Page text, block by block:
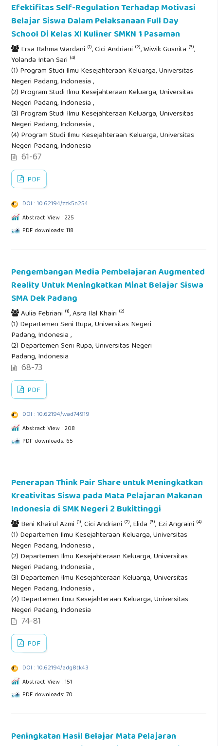
Efektifitas Self-Regulation Terhadap Motivasi
Belajar Siswa Dalam Pelaksanaan Full Day
School Di Kelas XI Kuliner SMKN 1 Pasaman
Ersa Rahma Wardani (1), Cici Andriani (2), Wiwik Gusnita (3),
Yolanda Intan Sari (4)
(1) Program Studi Ilmu Kesejahteraan Keluarga, Universitas
Negeri Padang, Indonesia ,
(2) Program Studi Ilmu Kesejahteraan Keluarga, Universitas
Negeri Padang, Indonesia ,
(3) Program Studi Ilmu Kesejahteraan Keluarga, Universitas
Negeri Padang, Indonesia ,
(4) Program Studi Ilmu Kesejahteraan Keluarga, Universitas
Negeri Padang, Indonesia
61-67
PDF
DOI : 10.62194/zzk5n254
Abstract View : 225
PDF downloads: 118
Pengembangan Media Pembelajaran Augmented
Reality Untuk Meningkatkan Minat Belajar Siswa
SMA Dek Padang
Aulia Febriani (1), Asra Ilal Khairi (2)
(1) Departemen Seni Rupa, Universitas Negeri
Padang, Indonesia ,
(2) Departemen Seni Rupa, Universitas Negeri
Padang, Indonesia
68-73
PDF
DOI : 10.62194/wad74919
Abstract View : 208
PDF downloads: 65
Penerapan Think Pair Share untuk Meningkatkan
Kreativitas Siswa pada Mata Pelajaran Makanan
Indonesia di SMK Negeri 2 Bukittinggi
Beni Khairul Azmi (1), Cici Andriani (2), Elida (3), Ezi Angraini (4)
(1) Departemen Ilmu Kesejahteraan Keluarga, Universitas
Negeri Padang, Indonesia ,
(2) Departemen Ilmu Kesejahteraan Keluarga, Universitas
Negeri Padang, Indonesia ,
(3) Departemen Ilmu Kesejahteraan Keluarga, Universitas
Negeri Padang, Indonesia ,
(4) Departemen Ilmu Kesejahteraan Keluarga, Universitas
Negeri Padang, Indonesia
74-81
PDF
DOI : 10.62194/adg8tk43
Abstract View : 151
PDF downloads: 70
Peningkatan Hasil Belajar Mata Pelajaran